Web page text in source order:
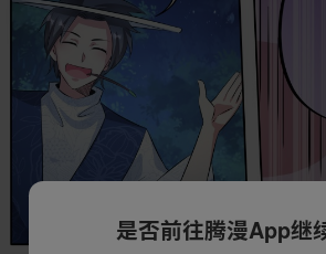
是否前往腾漫App继